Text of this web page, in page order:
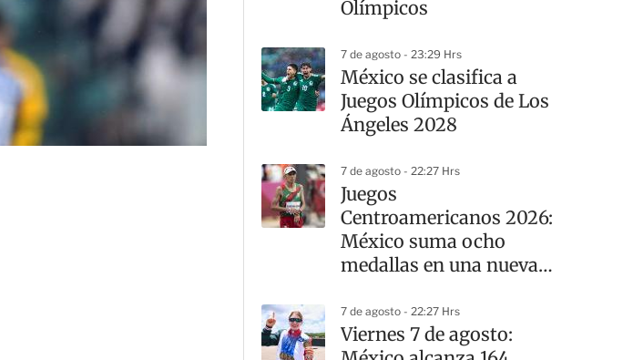
Olímpicos
7 de agosto - 23:29 Hrs
México se clasifica a
Juegos Olímpicos de Los
Ángeles 2028
7 de agosto - 22:27 Hrs
Juegos
Centroamericanos 2026:
México suma ocho
medallas en una nueva
7 de agosto - 22:27 Hrs
Viernes 7 de agosto: